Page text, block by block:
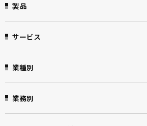
製品
サービス
業種別
業務別